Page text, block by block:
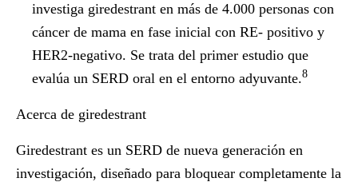
investiga giredestrant en más de 4.000 personas con
cáncer de mama en fase inicial con RE- positivo y
HER2-negativo. Se trata del primer estudio que
evalúa un SERD oral en el entorno adyuvante.8
Acerca de giredestrant
Giredestrant es un SERD de nueva generación en
investigación, diseñado para bloquear completamente la